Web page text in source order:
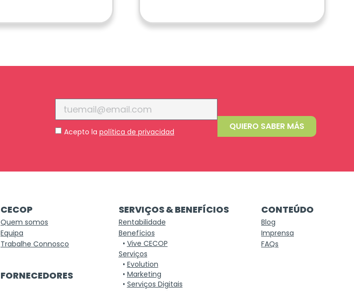
Acepto la política de privacidad QUIERO SABER MÁS
CECOP
Quem somos
Equipa
Trabalhe Connosco
FORNECEDORES
SERVIÇOS & BENEFÍCIOS
Rentabilidade
Benefícios
• Vive CECOP
Serviços
• Evolution
• Marketing
• Serviços Digitais
CONTEÚDO
Blog
Imprensa
FAQs